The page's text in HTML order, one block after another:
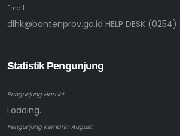
Email :
dlhk@bantenprov.go.id HELP DESK (0254)
Statistik Pengunjung
Pengunjung Hari ini:
Loading...
Pengunjung Kemarin: August: